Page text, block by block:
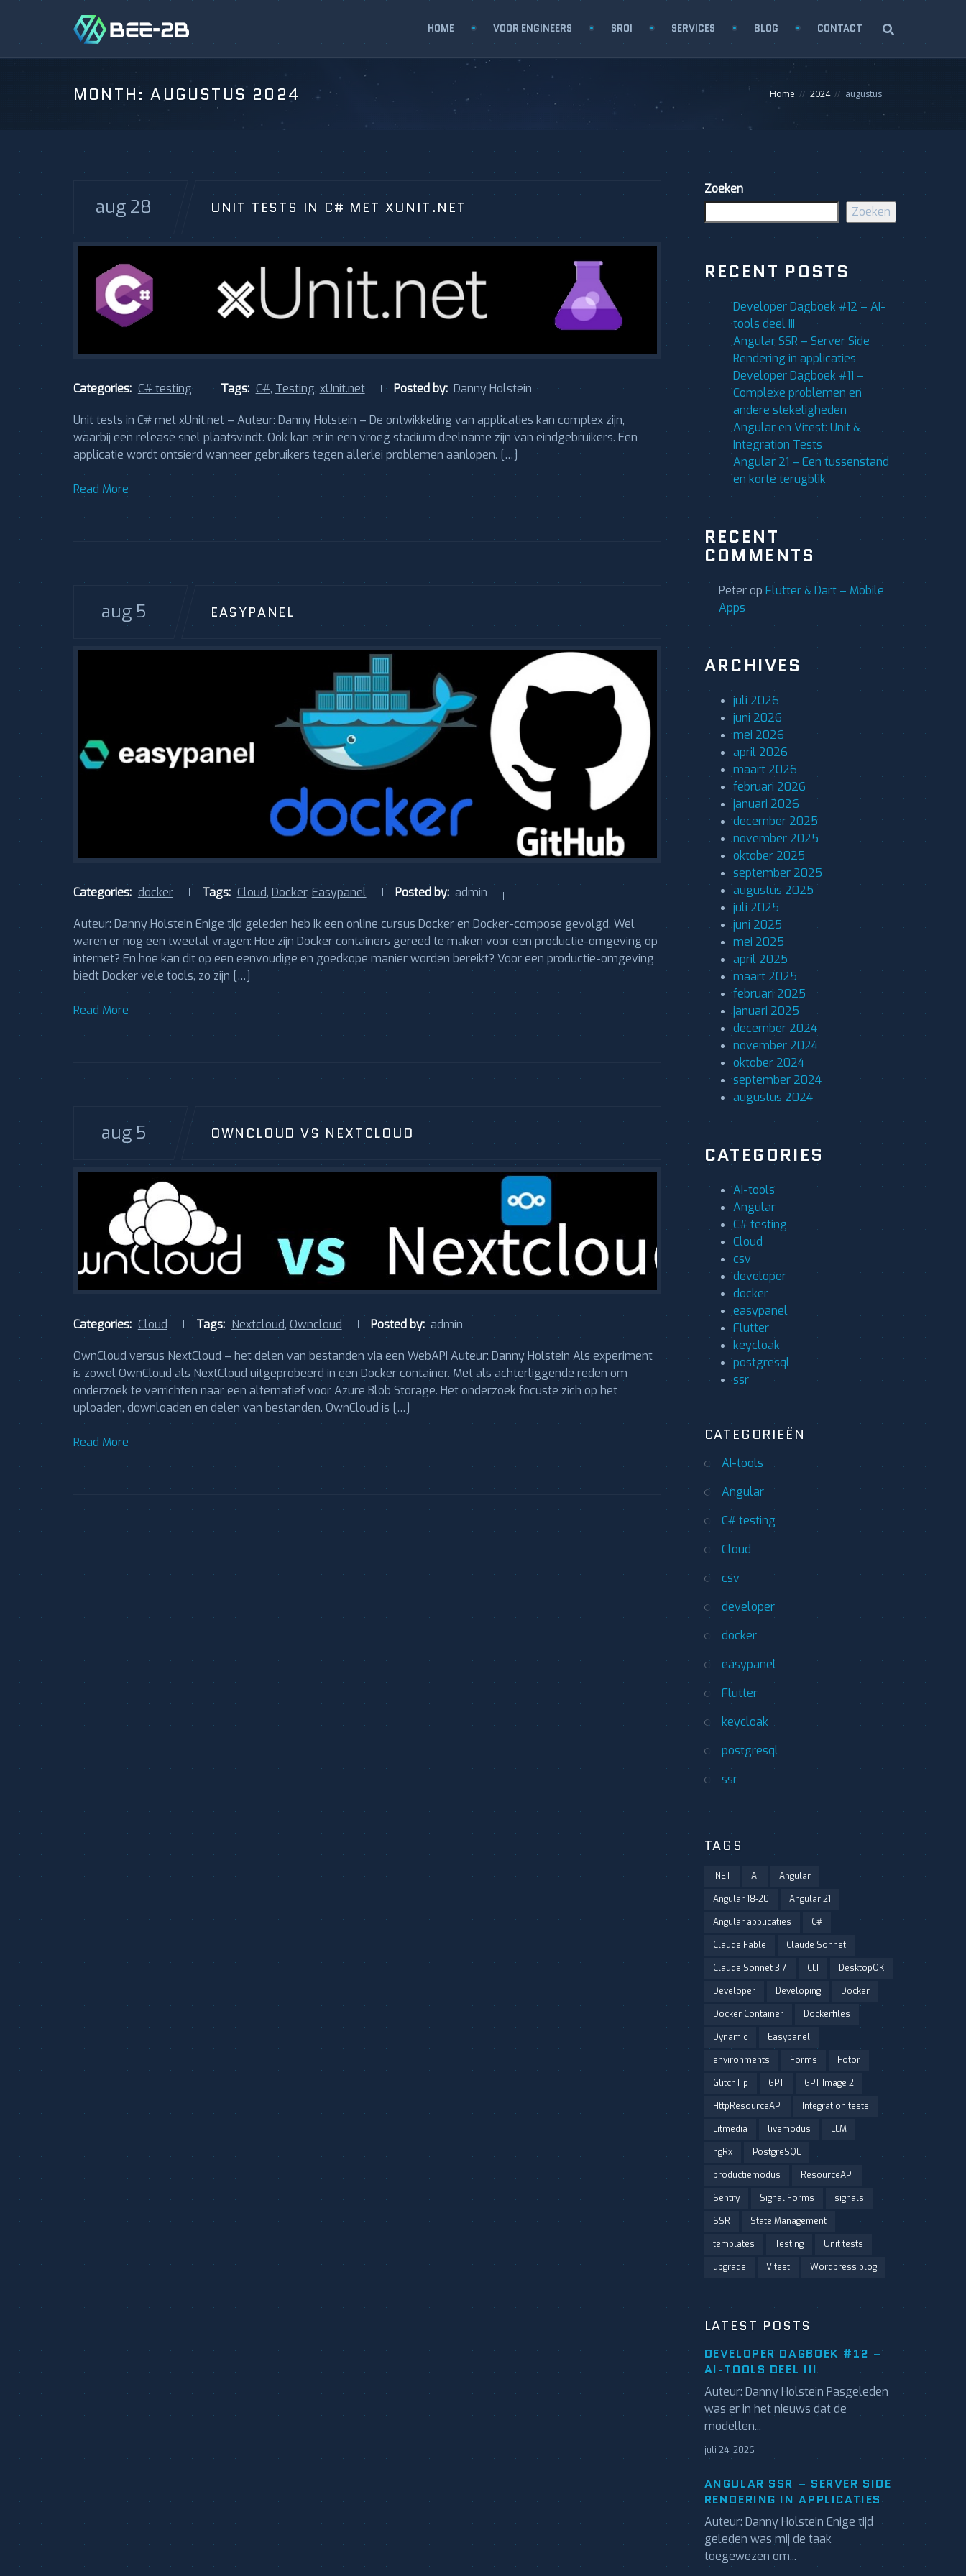
HOME VOOR ENGINEERS SROI SERVICES BLOG CONTACT
MONTH:AUGUSTUS 2024 Home 2024 augustus
aug 28 UNIT TESTS IN C# MET XUNIT.NET
Categories: C# testing Tags: C#, Testing, xUnit.net Posted by: Danny Holstein
Unit tests in C# met xUnit.net – Auteur: Danny Holstein – De ontwikkeling van applicaties kan complex zijn,
waarbij een release snel plaatsvindt. Ook kan er in een vroeg stadium deelname zijn van eindgebruikers. Een
applicatie wordt ontsierd wanneer gebruikers tegen allerlei problemen aanlopen. […]
Read More
aug 5 EASYPANEL
Categories: docker Tags: Cloud, Docker, Easypanel Posted by: admin
Auteur: Danny Holstein Enige tijd geleden heb ik een online cursus Docker en Docker-compose gevolgd. Wel
waren er nog een tweetal vragen: Hoe zijn Docker containers gereed te maken voor een productie-omgeving op
internet? En hoe kan dit op een eenvoudige en goedkope manier worden bereikt? Voor een productie-omgeving
biedt Docker vele tools, zo zijn […]
Read More
aug 5 OWNCLOUD VS NEXTCLOUD
Categories: Cloud Tags: Nextcloud, Owncloud Posted by: admin
OwnCloud versus NextCloud – het delen van bestanden via een WebAPI Auteur: Danny Holstein Als experiment
is zowel OwnCloud als NextCloud uitgeprobeerd in een Docker container. Met als achterliggende reden om
onderzoek te verrichten naar een alternatief voor Azure Blob Storage. Het onderzoek focuste zich op het
uploaden, downloaden en delen van bestanden. OwnCloud is […]
Read More
Zoeken
Zoeken
RECENT POSTS
Developer Dagboek #12 – AI-
tools deel III
Angular SSR – Server Side
Rendering in applicaties
Developer Dagboek #11 –
Complexe problemen en
andere stekeligheden
Angular en Vitest: Unit &
Integration Tests
Angular 21 – Een tussenstand
en korte terugblik
RECENT
COMMENTS
Peterop Flutter & Dart – Mobile
Apps
ARCHIVES
juli 2026
juni 2026
mei 2026
april 2026
maart 2026
februari 2026
januari 2026
december 2025
november 2025
oktober 2025
september 2025
augustus 2025
juli 2025
juni 2025
mei 2025
april 2025
maart 2025
februari 2025
januari 2025
december 2024
november 2024
oktober 2024
september 2024
augustus 2024
CATEGORIES
AI-tools
Angular
C# testing
Cloud
csv
developer
docker
easypanel
Flutter
keycloak
postgresql
ssr
CATEGORIEËN
AI-tools
Angular
C# testing
Cloud
csv
developer
docker
easypanel
Flutter
keycloak
postgresql
ssr
TAGS
.NET AI
Angular
Angular 18-20
Angular 21
Angular applicaties
C#
Claude Fable
Claude Sonnet
Claude Sonnet 3.7
CLI
DesktopOK
Developer
Developing
Docker
Docker Container
Dockerfiles
Dynamic
Easypanel
environments
Forms
Fotor
GlitchTip
GPT
GPT Image 2
HttpResourceAPI
Integration tests
Litmedia
livemodus
LLM
ngRx
PostgreSQL
productiemodus
ResourceAPI
Sentry
Signal Forms
signals
SSR
State Management
templates
Testing
Unit tests
upgrade
Vitest Wordpress blog
LATEST POSTS
DEVELOPER DAGBOEK #12 –
AI-TOOLS DEEL III
Auteur: Danny Holstein Pasgeleden
was er in het nieuws dat de
modellen...
juli 24, 2026
ANGULAR SSR – SERVER SIDE
RENDERING IN APPLICATIES
Auteur: Danny Holstein Enige tijd
geleden was mij de taak
toegewezen om...